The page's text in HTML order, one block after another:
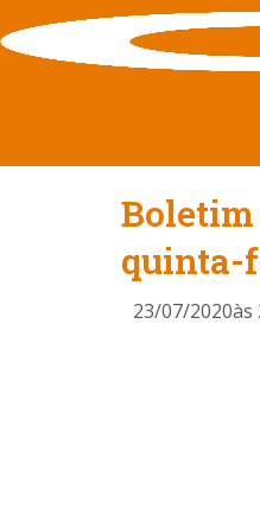
Boletim
quinta-
23/07/2020às